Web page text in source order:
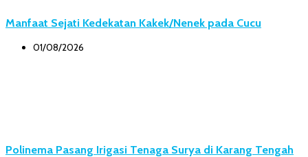
Manfaat Sejati Kedekatan Kakek/Nenek pada Cucu
01/08/2026
Polinema Pasang Irigasi Tenaga Surya di Karang Tengah